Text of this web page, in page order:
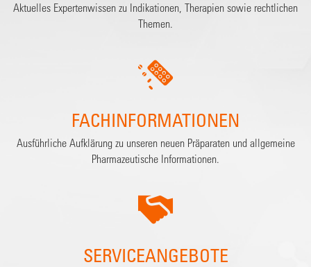
Aktuelles Expertenwissen zu Indikationen, Therapien sowie rechtlichen
Themen.
FACHINFORMATIONEN
Ausführliche Aufklärung zu unseren neuen Präparaten und allgemeine
Pharmazeutische Informationen.
SERVICEANGEBOTE